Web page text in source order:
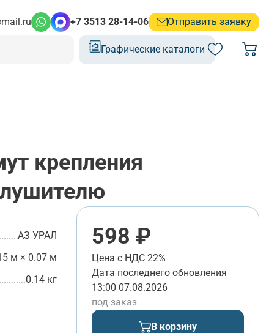
+7 3513 28-14-06 Отправить заявку
Графические каталоги
крепления
АЗ УРАЛ
м × 0.07 м
0.14 кг
598 ₽
Цена с НДС 22%
Дата последнего обновления
13:00 07.08.2026
под заказ
В корзину